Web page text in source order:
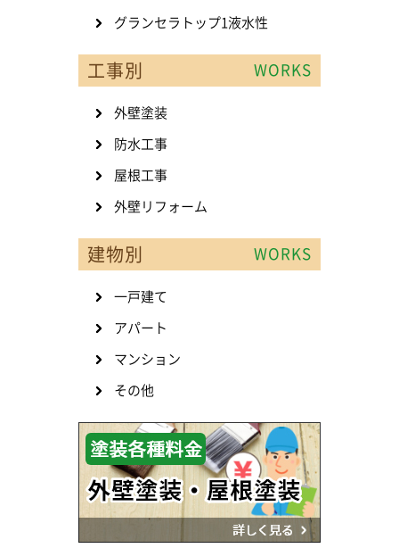
グランセラトップ1液水性
工事別 WORKS
外壁塗装
防水工事
屋根工事
外壁リフォーム
建物別 WORKS
一戸建て
アパート
マンション
その他